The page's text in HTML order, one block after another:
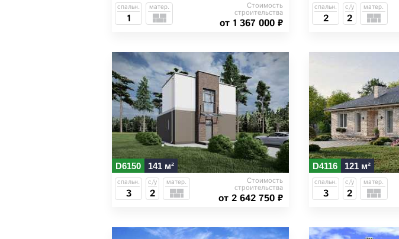
спальн.
1
матер. Стоимость
строительства
от 1 367 000 ₽
спальн.
2
с/у
2
матер.
D6150 141 м²
спальн.
3
с/у
2
матер. Стоимость
строительства
от 2 642 750 ₽
D4116 121 м²
спальн.
3
с/у
2
матер.